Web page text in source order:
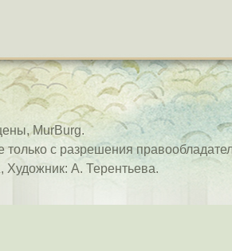
MurBurg.
с разрешения
, Художник: А. Терентьева.